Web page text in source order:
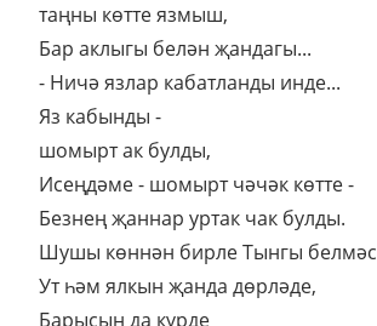
таңны көтте язмыш,
Бар аклыгы белән җандагы...
- Ничә язлар кабатланды инде...
Яз кабынды -
шомырт ак булды,
Исеңдәме - шомырт чәчәк көтте -
Безнең җаннар уртак чак булды.
Шушы көннән бирле Тынгы белмәс
Ут һәм ялкын җанда дөрләде,
Барысын да күрде